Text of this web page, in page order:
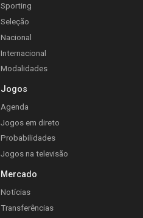
Sporting
Seleção
Nacional
Internacional
Modalidades
Jogos
Agenda
Jogos em direto
Probabilidades
Jogos na televisão
Mercado
Notícias
Transferências